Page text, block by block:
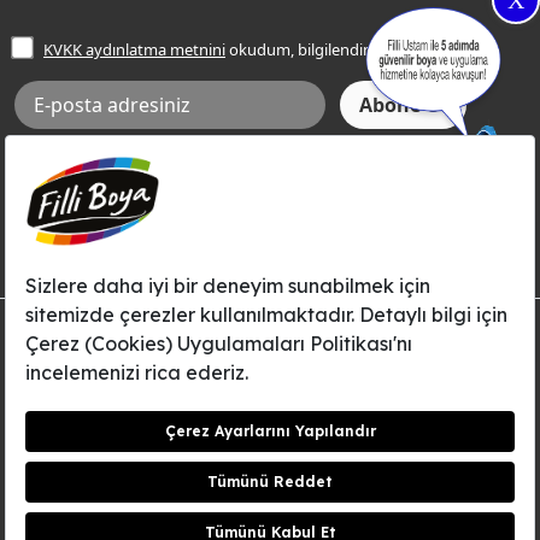
Frezya Rengi
Bilgi Toplumu Hizmetleri
İnternet Sitesi Kullanım Koşulları
KVKK Talep Formu
KVKK Aydınlatma Metni
KVKK aydınlatma metniniokudum, bilgilendim.
Aksi tarafımca bildirilene dek, Betek Boya ve Kimya Sanayi A.Ş.'nin
Filli Boya dahil tüm markaları ile ilgili kampanya, duyuru, hizmetler ve
tanıtım faaliyetleri vb. ile ilgili olarak e-posta yoluyla şahsıma
© Filli Boya 2026. Tüm Hakları Saklıdır.